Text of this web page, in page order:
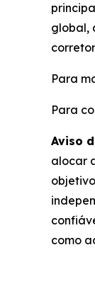
global,
Para
Para
Aviso
alocar
como